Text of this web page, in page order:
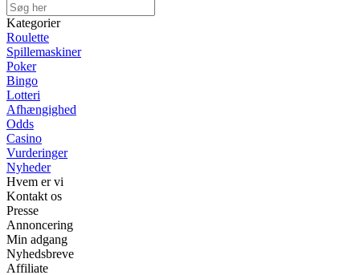
Kategorier
Roulette
Spillemaskiner
Poker
Bingo
Lotteri
Afhængighed
Odds
Casino
Vurderinger
Nyheder
Hvem er vi
Kontakt os
Presse
Annoncering
Min adgang
Nyhedsbreve
Affiliate